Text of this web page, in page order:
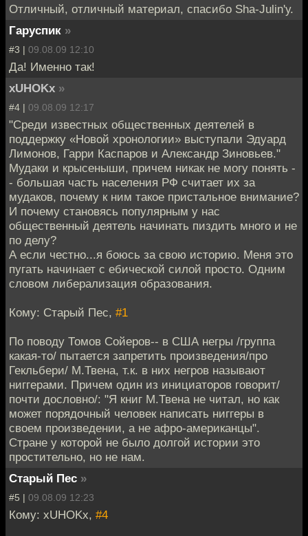
Отличный, отличный материал, спасибо Sha-Julin'у.
Гаруспик »
#3 | 09.08.09 12:10
Да! Именно так!
xUHOKx »
#4 | 09.08.09 12:17
"Среди известных общественных деятелей в
поддержку «Новой хронологии» выступали Эдуард
Лимонов, Гарри Каспаров и Александр Зиновьев."
Мудаки и крысеныши, причем никак не могу понять -
- большая часть населения РФ считает их за
мудаков, почему к ним такое пристальное внимание?
И почему становясь популярным у нас
общественный деятель начинать пиздить много и не
по делу?
А если честно...я боюсь за свою историю. Меня это
пугать начинает с ебической силой просто. Одним
словом либерализация образования.
Кому: Старый Пес, #1
По поводу Томов Сойеров-- в США негры /группа
какая-то/ пытается запретить произведения/про
Гекльбери/ М.Твена, т.к. в них негров называют
ниггерами. Причем один из инициаторов говорит/
почти дословно/: "Я книг М.Твена не читал, но как
может порядочный человек написать ниггеры в
своем произведении, а не афро-американцы".
Стране у которой не было долгой истории это
простительно, но не нам.
Старый Пес »
#5 | 09.08.09 12:23
Кому: xUHOKx, #4